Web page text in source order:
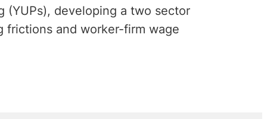
(YUPs), developing a two sector
frictions and worker-firm wage